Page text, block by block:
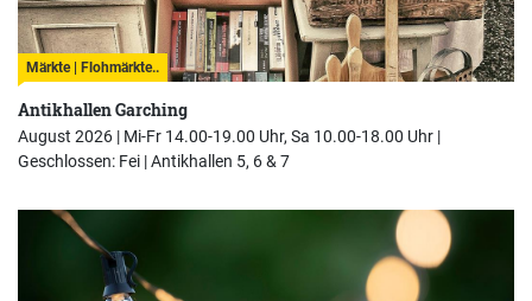
Märkte | Flohmärkte..
Antikhallen Garching
August 2026 | Mi-Fr 14.00-19.00 Uhr, Sa 10.00-18.00 Uhr |
Geschlossen: Fei |Antikhallen 5, 6 & 7